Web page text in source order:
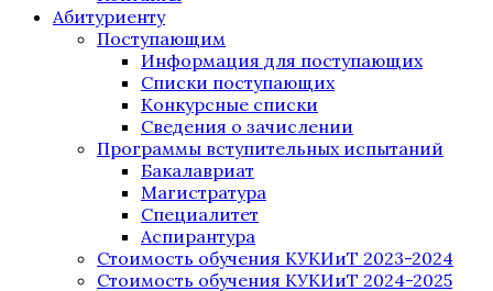
Абитуриенту
Поступающим
Информация для поступающих
Списки поступающих
Конкурсные списки
Сведения о зачислении
Программы вступительных испытаний
Бакалавриат
Магистратура
Специалитет
Аспирантура
Стоимость обучения КУКИиТ 2023-2024
Стоимость обучения КУКИиТ 2024-2025